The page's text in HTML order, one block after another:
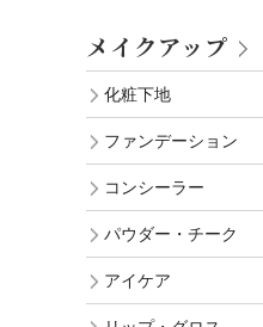
メイクアップ
化粧下地
ファンデーション
コンシーラー
パウダー・チーク
アイケア